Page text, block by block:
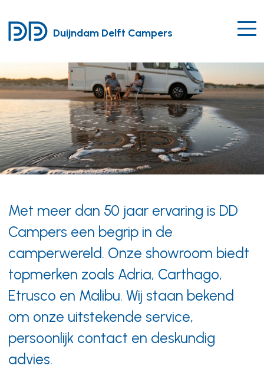
Duijndam Delft Campers
Duijndam Drive Deals
Mega voordeel op
voorraadmodellen
Bekijk onze aanbiedingen
Met meer dan 50 jaar ervaring is DD
Campers een begrip in de
camperwereld. Onze showroom biedt
topmerken zoals Adria, Carthago,
Etrusco en Malibu. Wij staan bekend
om onze uitstekende service,
persoonlijk contact en deskundig
advies.